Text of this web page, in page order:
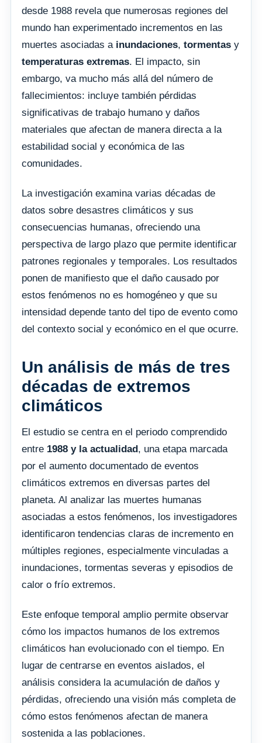
desde 1988 revela que numerosas regiones del
mundo han experimentado incrementos en las
muertes asociadas a inundaciones, tormentas y
temperaturas extremas. El impacto, sin
embargo, va mucho más allá del número de
fallecimientos: incluye también pérdidas
significativas de trabajo humano y daños
materiales que afectan de manera directa a la
estabilidad social y económica de las
comunidades.
La investigación examina varias décadas de
datos sobre desastres climáticos y sus
consecuencias humanas, ofreciendo una
perspectiva de largo plazo que permite identificar
patrones regionales y temporales. Los resultados
ponen de manifiesto que el daño causado por
estos fenómenos no es homogéneo y que su
intensidad depende tanto del tipo de evento como
del contexto social y económico en el que ocurre.
Un análisis de más de tres
décadas de extremos
climáticos
El estudio se centra en el periodo comprendido
entre 1988 y la actualidad, una etapa marcada
por el aumento documentado de eventos
climáticos extremos en diversas partes del
planeta. Al analizar las muertes humanas
asociadas a estos fenómenos, los investigadores
identificaron tendencias claras de incremento en
múltiples regiones, especialmente vinculadas a
inundaciones, tormentas severas y episodios de
calor o frío extremos.
Este enfoque temporal amplio permite observar
cómo los impactos humanos de los extremos
climáticos han evolucionado con el tiempo. En
lugar de centrarse en eventos aislados, el
análisis considera la acumulación de daños y
pérdidas, ofreciendo una visión más completa de
cómo estos fenómenos afectan de manera
sostenida a las poblaciones.